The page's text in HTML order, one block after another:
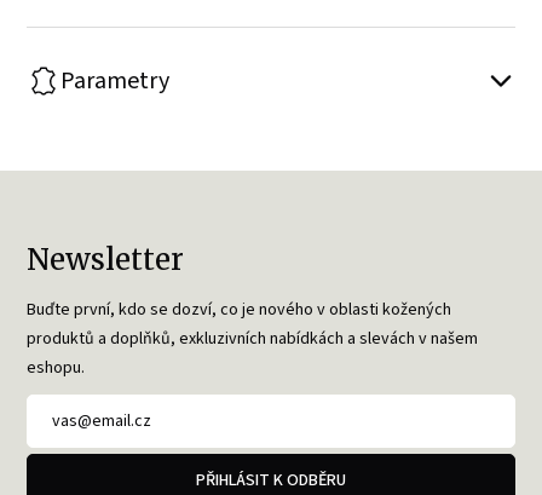
Parametry
Newsletter
Buďte první, kdo se dozví, co je nového v oblasti kožených
produktů a doplňků, exkluzivních nabídkách a slevách v našem
eshopu.
PŘIHLÁSIT K ODBĚRU